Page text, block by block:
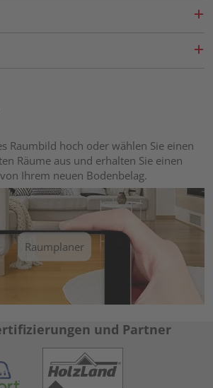
Raumbild hoch oder wählen Sie einen
Räume aus und erhalten Sie einen
Ihrem neuen Bodenbelag.
Raumplaner
und Partner